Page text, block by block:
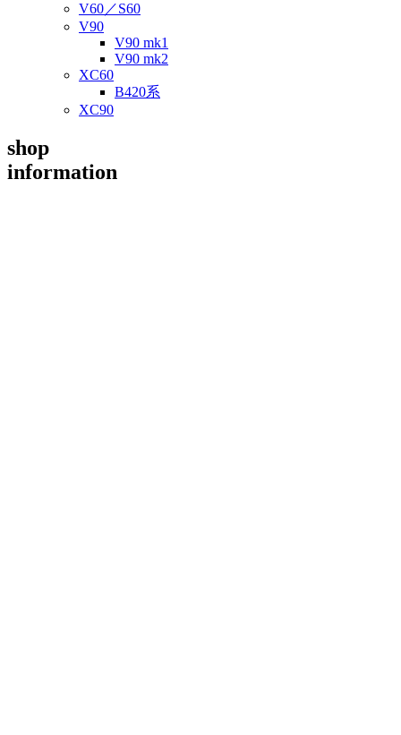
V60／S60
V90
V90 mk1
V90 mk2
XC60
B420系
XC90
shop
information